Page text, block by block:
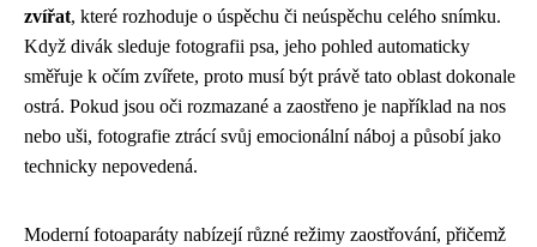
zvířat, které rozhoduje o úspěchu či neúspěchu celého snímku.
Když divák sleduje fotografii psa, jeho pohled automaticky
směřuje k očím zvířete, proto musí být právě tato oblast dokonale
ostrá. Pokud jsou oči rozmazané a zaostřeno je například na nos
nebo uši, fotografie ztrácí svůj emocionální náboj a působí jako
technicky nepovedená.
Moderní fotoaparáty nabízejí různé režimy zaostřování, přičemž